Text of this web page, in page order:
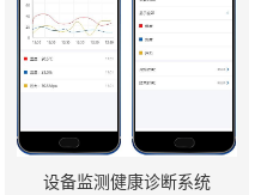
设备监测健康诊断系统